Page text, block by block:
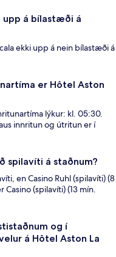
upp á bílastæði á
ekki upp á nein bílastæði á
er Hôtel Aston
lýkur: kl. 05:30.
innritun og útritun er í
spilavíti á staðnum?
en Casino Ruhl (spilavíti) (8
(spilavíti) (13 mín.
og í
á Hôtel Aston La